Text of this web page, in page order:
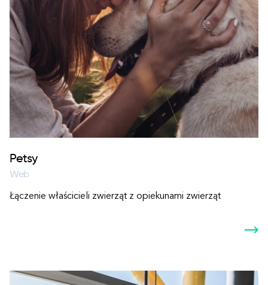
Petsy
Web
Łączenie właścicieli zwierząt z opiekunami zwierząt